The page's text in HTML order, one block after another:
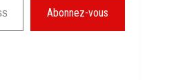
Abonnez-vous